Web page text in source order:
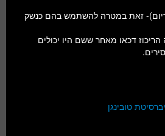
זאת במטרה להשתמש בהם כנשק
דכאו מאחר ששם היו יכולים
טובינגן